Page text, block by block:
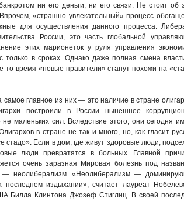
ни его деньги, ни его связи. Не стоит об
«страшно увлекательный» процесс
для осуществления данного процесса.
России, это часть глобальной
этих марионеток у руля управления
только в сроках. Однако даже полная смена
то время «новые правители» станут похожи на
главное из них — это наличие в стране
построили в России нынешнее
маленьких сил. Вследствие этого, они сегодня
в стране не так и много, но, как гласит
Если в дом, где живут здоровые люди,
люди превратятся в больных. Главной
очень заразная Мировая болезнь под
— неолиберализм. «Неолиберализм —
издыхании», считает лауреат
Билла Клинтона Джозеф Стиглиц. В своей